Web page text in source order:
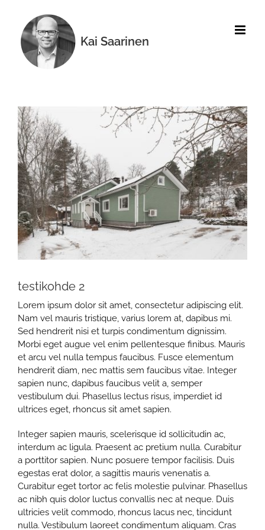
content
Kai Saarinen
testikohde 2
Lorem ipsum dolor sit amet, consectetur adipiscing elit.
Nam vel mauris tristique, varius lorem at, dapibus mi.
Sed hendrerit nisi et turpis condimentum dignissim.
Morbi eget augue vel enim pellentesque finibus. Mauris
et arcu vel nulla tempus faucibus. Fusce elementum
hendrerit diam, nec mattis sem faucibus vitae. Integer
sapien nunc, dapibus faucibus velit a, semper
vestibulum dui. Phasellus lectus risus, imperdiet id
ultrices eget, rhoncus sit amet sapien.
Integer sapien mauris, scelerisque id sollicitudin ac,
interdum ac ligula. Praesent ac pretium nulla. Curabitur
a porttitor sapien. Nunc posuere tempor facilisis. Duis
egestas erat dolor, a sagittis mauris venenatis a.
Curabitur eget tortor ac felis molestie pulvinar. Phasellus
ac nibh quis dolor luctus convallis nec at neque. Duis
ultricies velit commodo, rhoncus lacus nec, tincidunt
nulla. Vestibulum laoreet condimentum aliquam. Cras